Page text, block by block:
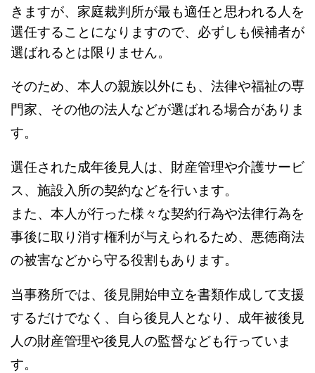
きますが、家庭裁判所が最も適任と思われる人を
選任することになりますので、必ずしも候補者が
選ばれるとは限りません。
そのため、本人の親族以外にも、法律や福祉の専
門家、その他の法人などが選ばれる場合がありま
す。
選任された成年後見人は、財産管理や介護サービ
ス、施設入所の契約などを行います。
また、本人が行った様々な契約行為や法律行為を
事後に取り消す権利が与えられるため、悪徳商法
の被害などから守る役割もあります。
当事務所では、後見開始申立を書類作成して支援
するだけでなく、自ら後見人となり、成年被後見
人の財産管理や後見人の監督なども行っていま
す。